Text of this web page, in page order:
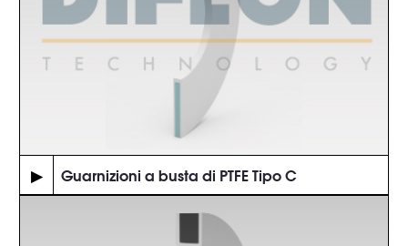
▶ Guarnizioni a busta di PTFE Tipo C